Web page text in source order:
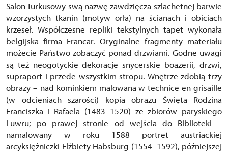
Salon Turkusowy swą nazwę zawdzięcza szlachetnej barwie
wzorzystych tkanin (motyw orła) na ścianach i obiciach
krzeseł. Współczesne repliki tekstylnych tapet wykonała
belgijska firma Francar. Oryginalne fragmenty materiału
możecie Państwo zobaczyć ponad drzwiami. Godne uwagi
są też neogotyckie dekoracje snycerskie boazerii, drzwi,
supraport i przede wszystkim stropu. Wnętrze zdobią trzy
obrazy – nad kominkiem malowana w technice en grisaille
(w odcieniach szarości) kopia obrazu Święta Rodzina
Franciszka I Rafaela (1483–1520) ze zbiorów paryskiego
Luwru; po prawej stronie od wejścia do Biblioteki –
namalowany w roku 1588 portret austriackiej
arcyksiężniczki Elżbiety Habsburg (1554–1592), późniejszej